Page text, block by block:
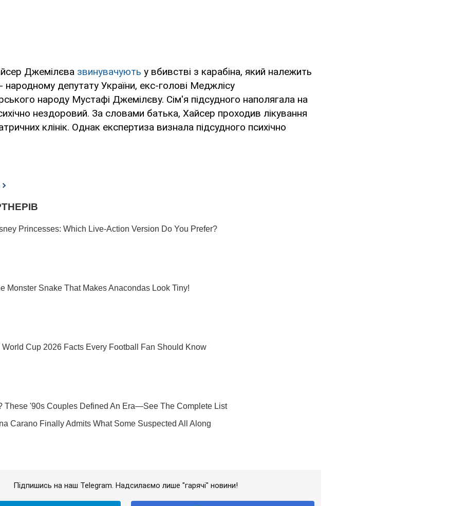
Джемілєва звинувачують у вбивстві з карабіна, який належить
народному депутату України, екс-голові Меджлісу
народу Мустафі Джемілєву. Сім'я підсудного наполягала на
нездоровий. За словами батька, Хайсер проходив лікування
клінік. Однак експертиза визнала підсудного психічно
Підпишись на наш Telegram. Надсилаємо лише "гарячі" новини!